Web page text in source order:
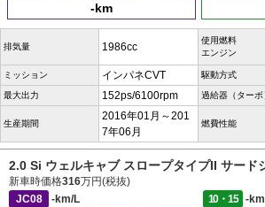
-km
排気量 1986cc
使用燃料
エンジン
ミッション インパネCVT 駆動方式
最大出力 152ps/6100rpm 過給器（ターボ
生産期間
2016年01月～201
7年06月
燃費性能
2.0 Si ウェルキャブ スロープタイプII サード
新車時価格316万円(税抜)
JC08
-km/L 10・15
-